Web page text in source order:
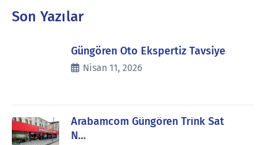
Son Yazılar
Güngören Oto Ekspertiz Tavsiye
Nisan 11, 2026
Arabamcom Güngören Trink Sat
N…